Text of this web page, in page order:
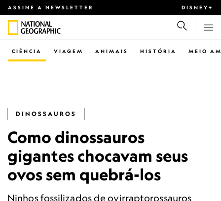
ASSINE A NEWSLETTER DISNEY+
CIÊNCIA VIAGEM ANIMAIS HISTÓRIA MEIO
DINOSSAUROS
Como dinossauros
gigantes chocavam seus
ovos sem quebrá-los
Ninhos fossilizados de ovirraptorossauros